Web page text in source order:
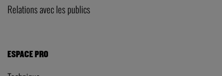
Relations avec les publics
ESPACE PRO